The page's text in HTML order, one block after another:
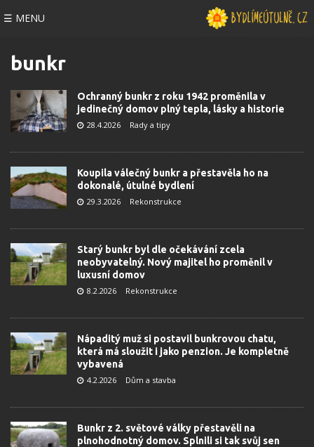
☰ MENU
bunkr
Ochranný bunkr z roku 1942 proměnila v
jedinečný domov plný tepla, lásky a historie
28.4.2026 Rady a tipy
Koupila válečný bunkr a přestavěla ho na
dokonalé, útulné bydlení
29.3.2026 Rekonstrukce
Starý bunkr byl dle očekávání zcela
neobyvatelný. Nový majitel ho proměnil v
luxusní domov
8.2.2026 Rekonstrukce
Nápaditý muž si postavil bunkrovou chatu,
která má sloužit i jako penzion. Je kompletně
vybavená
4.2.2026 Dům a stavba
Bunkr z 2. světové války přestavěli na
plnohodnotný domov. Splnili si tak svůj sen